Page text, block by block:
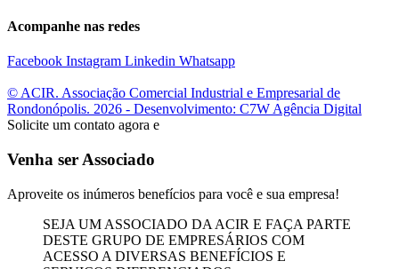
Acompanhe nas redes
Facebook Instagram Linkedin Whatsapp
© ACIR. Associação Comercial Industrial e Empresarial de
Rondonópolis. 2026 - Desenvolvimento: C7W Agência Digital
Solicite um contato agora e
Venha ser Associado
Aproveite os inúmeros benefícios para você e sua empresa!
SEJA UM ASSOCIADO DA ACIR E FAÇA PARTE
DESTE GRUPO DE EMPRESÁRIOS COM
ACESSO A DIVERSAS BENEFÍCIOS E